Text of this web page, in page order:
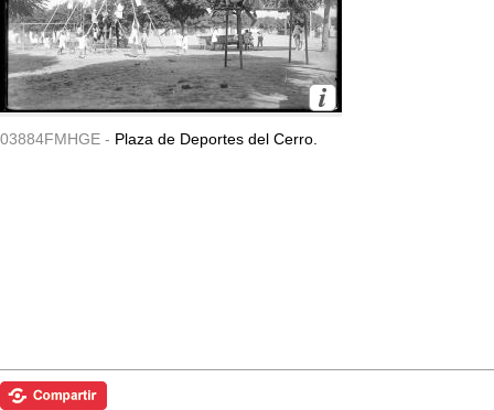
03884FMHGE - Plaza de Deportes del Cerro.